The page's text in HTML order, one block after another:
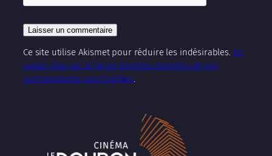
Ce site utilise Akismet pour réduire les indésirables. En
savoir plus sur la façon dont les données de vos
commentaires sont traitées.